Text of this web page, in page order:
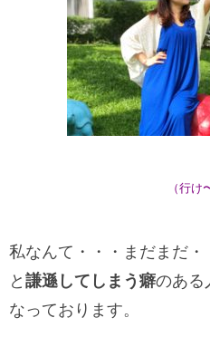
（行け
私なんて・・・まだまだ・
と 謙遜してしまう癖のある
なっております。